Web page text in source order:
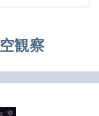
観察